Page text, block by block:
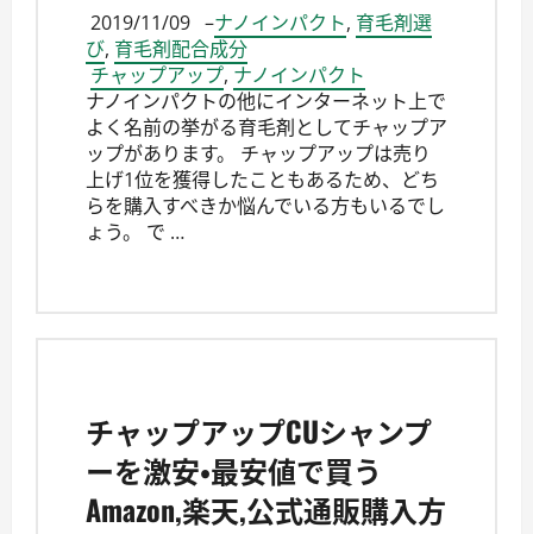
2019/11/09 –ナノインパクト, 育毛剤選
び, 育毛剤配合成分
チャップアップ, ナノインパクト
ナノインパクトの他にインターネット上で
よく名前の挙がる育毛剤としてチャップア
ップがあります。 チャップアップは売り
上げ1位を獲得したこともあるため、どち
らを購入すべきか悩んでいる方もいるでし
ょう。 で …
チャップアップCUシャンプ
ーを激安・最安値で買う
Amazon,楽天,公式通販購入方